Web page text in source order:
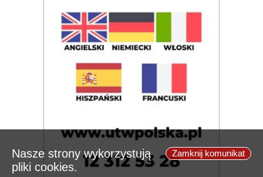
Zamknij komunikat
Nasze strony wykorzystują
pliki cookies.